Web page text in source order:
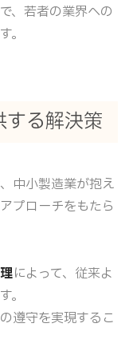
、若者の業界への
。
する解決策
中小製造業が抱え
プローチをもたら
によって、従来よ
。
遵守を実現するこ